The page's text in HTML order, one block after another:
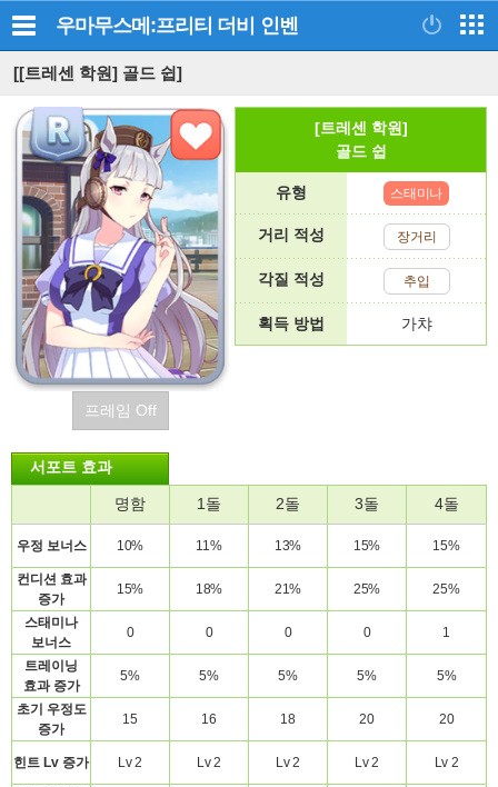
우마무스메:프리티 더비 인벤
[[트레센 학원] 골드 쉽]
프레임 Off
[트레센 학원]
골드 쉽
유형 스태미나
거리 적성 장거리
각질 적성 추입
획득 방법 가챠
서포트 효과
명함 1돌 2돌 3돌 4돌
우정 보너스 10% 11% 13% 15% 15%
컨디션 효과
증가
15% 18% 21% 25% 25%
스태미나
보너스
0 0 0 0 1
트레이닝
효과 증가
5% 5% 5% 5% 5%
초기
우정도
증가
15 16 18 20 20
힌트 Lv 증가 Lv 2 Lv 2 Lv 2 Lv 2 Lv 2